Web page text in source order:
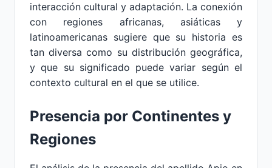
interacción cultural y adaptación. La conexión
con regiones africanas, asiáticas y
latinoamericanas sugiere que su historia es
tan diversa como su distribución geográfica,
y que su significado puede variar según el
contexto cultural en el que se utilice.
Presencia por Continentes y
Regiones